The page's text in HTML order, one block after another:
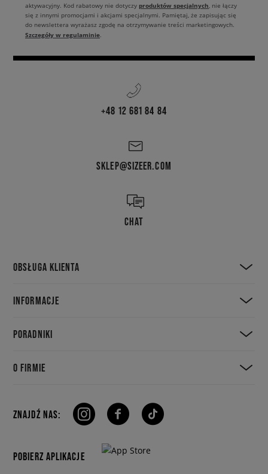
aktywacyjny. Kod rabatowy nie dotyczy produktów specjalnych, nie łączy
się z innymi promocjami i akcjami specjalnymi. Pamiętaj, że zapisując się
do newslettera wyrażasz zgodę na otrzymywanie treści marketingowych.
Szczegóły w regulaminie.
+48 12 681 84 84
SKLEP@SIZEER.COM
CHAT
OBSŁUGA KLIENTA
INFORMACJE
PORADNIKI
O FIRMIE
ZNAJDŹ NAS:
POBIERZ APLIKACJE